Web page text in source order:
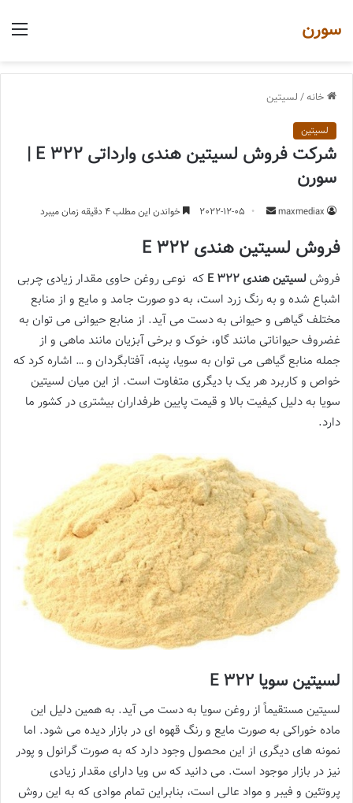
سورن
خانه/ لسیتین
لسیتین
شرکت فروش لسیتین هندی وارداتی E 322 |
سورن
maxmediax
ارسال
ایمیل
2022-12-05 خواندن این مطلب 4 دقیقه زمان میبرد
فروش لسیتین هندی E 322
فروش لسیتین هندی E 322
که نوعی روغن حاوی مقدار زیادی چربی
اشباع شده و به رنگ زرد است، به دو صورت جامد و مایع و از منابع
مختلف گیاهی و حیوانی به دست می آید. از منابع حیوانی می توان به
غضروف حیواناتی مانند گاو، خوک و برخی آبزیان مانند ماهی و از
جمله منابع گیاهی می توان به سویا، پنبه، آفتابگردان و … اشاره کرد که
خواص و کاربرد هر یک با دیگری متفاوت است. از این میان لسیتین
سویا به دلیل کیفیت بالا و قیمت پایین طرفداران بیشتری در کشور ما
دارد.
لسیتین سویا E 322
لسیتین مستقیماً از روغن سویا به دست می آید. به همین دلیل این
ماده خوراکی به صورت مایع و رنگ قهوه ای در بازار دیده می شود. اما
نمونه های دیگری از این محصول وجود دارد که به صورت گرانول و پودر
نیز در بازار موجود است. می دانید که س ویا دارای مقدار زیادی
پروتئین و فیبر و مواد عالی است، بنابراین تمام موادی که به این روش